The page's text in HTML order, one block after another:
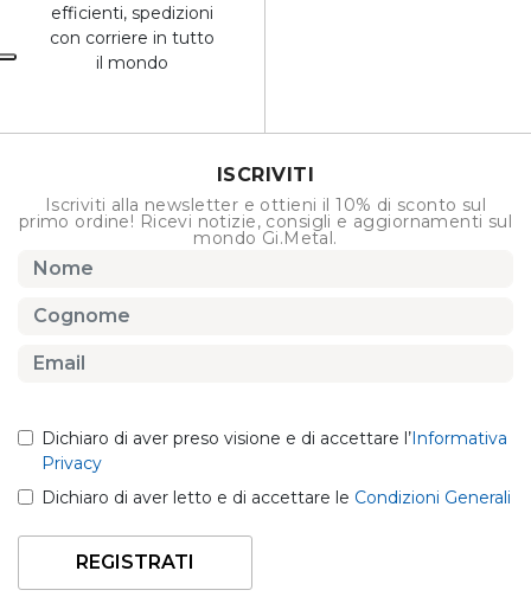
efficienti, spedizioni
con corriere in tutto
il mondo
ISCRIVITI
Iscriviti alla newsletter e ottieni il 10% di sconto sul
primo ordine! Ricevi notizie, consigli e aggiornamenti sul
mondo Gi.Metal.
Dichiaro di aver preso visione e di accettare l’Informativa
Privacy
Dichiaro di aver letto e di accettare le Condizioni Generali
REGISTRATI